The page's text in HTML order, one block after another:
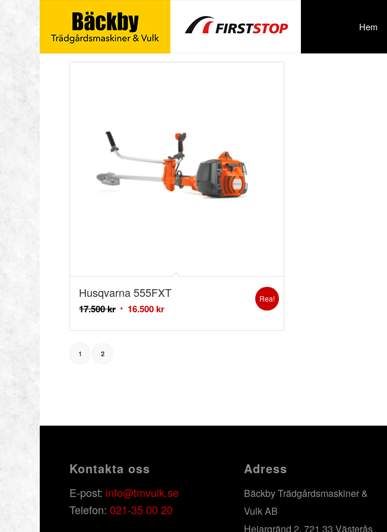
Hem
Husqvarna 555FXT
17.500kr 16.500kr
Rea!
1 2
Kontakta oss
E-post: info@tmvulk.se
Telefon:021-35 00 20
Adress
Bäckby Trädgårdsmaskiner &
Vulk AB
Hejargränd 2, 721 33 Västerås